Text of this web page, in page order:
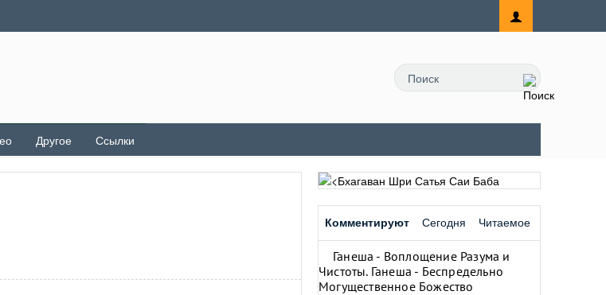
Другое Ссылки
Комментируют Сегодня Читаемое
Ганеша - Воплощение Разума и
Чистоты. Ганеша - Беспредельно
Могущественное Божество